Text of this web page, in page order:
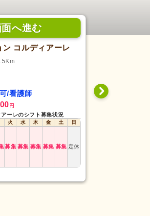
へ進む
コルディアーレ
/看護師
円
ーレのシフト募集状況
火 水 木 金 土 日
募集 募集 募集 募集 募集 定休
日勤専従/経